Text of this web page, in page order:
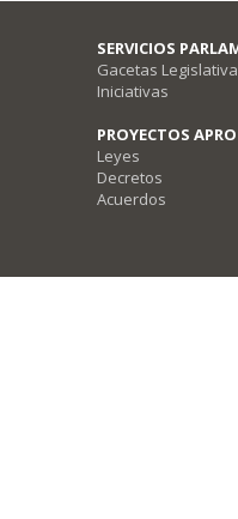
SERVICIOS
Gacetas
Iniciativas
PROYECTOS
Leyes
Decretos
Acuerdos